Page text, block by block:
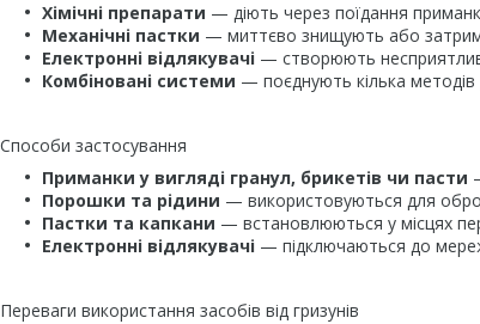
Хімічні препарати — діють через поїдання
Механічні пастки — миттєво знищують або
Електронні відлякувачі — створюють
Комбіновані системи — поєднують кілька
Способи застосування
Приманки у вигляді гранул, брикетів чи пасти
Порошки та рідини — використовуються для
Пастки та капкани — встановлюються у місцях
Електронні відлякувачі — підключаються до
Переваги використання засобів від гризунів